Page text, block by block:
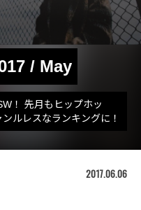
/ May
！ 先月もヒップホッ
ルレスなランキングに！
2017.06.06